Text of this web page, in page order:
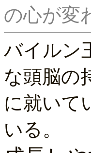
バイルン
な頭脳の
に就いて
いる。